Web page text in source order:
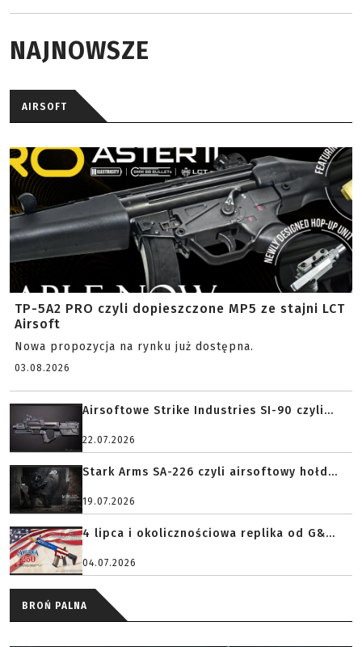
NAJNOWSZE
AIRSOFT
TP-5A2 PRO czyli dopieszczone MP5 ze stajni LCT
Airsoft
Nowa propozycja na rynku już dostępna.
03.08.2026
Airsoftowe Strike Industries SI-90 czyli...
22.07.2026
Stark Arms SA-226 czyli airsoftowy hołd...
19.07.2026
4 lipca i okolicznościowa replika od G&...
04.07.2026
BROŃ PALNA